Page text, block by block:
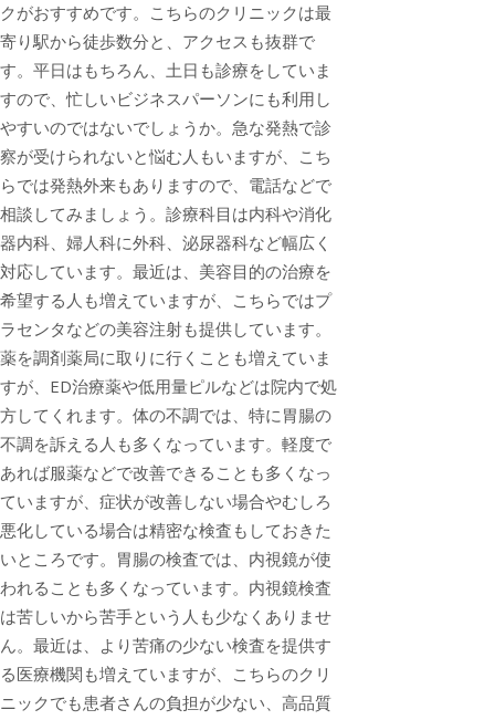
クがおすすめです。こちらのクリニックは最
寄り駅から徒歩数分と、アクセスも抜群で
す。平日はもちろん、土日も診療をしていま
すので、忙しいビジネスパーソンにも利用し
やすいのではないでしょうか。急な発熱で診
察が受けられないと悩む人もいますが、こち
らでは発熱外来もありますので、電話などで
相談してみましょう。診療科目は内科や消化
器内科、婦人科に外科、泌尿器科など幅広く
対応しています。最近は、美容目的の治療を
希望する人も増えていますが、こちらではプ
ラセンタなどの美容注射も提供しています。
薬を調剤薬局に取りに行くことも増えていま
すが、ED治療薬や低用量ピルなどは院内で処
方してくれます。体の不調では、特に胃腸の
不調を訴える人も多くなっています。軽度で
あれば服薬などで改善できることも多くなっ
ていますが、症状が改善しない場合やむしろ
悪化している場合は精密な検査もしておきた
いところです。胃腸の検査では、内視鏡が使
われることも多くなっています。内視鏡検査
は苦しいから苦手という人も少なくありませ
ん。最近は、より苦痛の少ない検査を提供す
る医療機関も増えていますが、こちらのクリ
ニックでも患者さんの負担が少ない、高品質